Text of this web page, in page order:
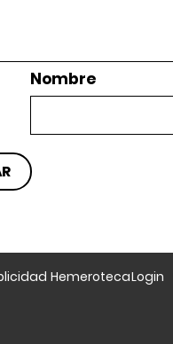
Nombre
HemerotecaLogin